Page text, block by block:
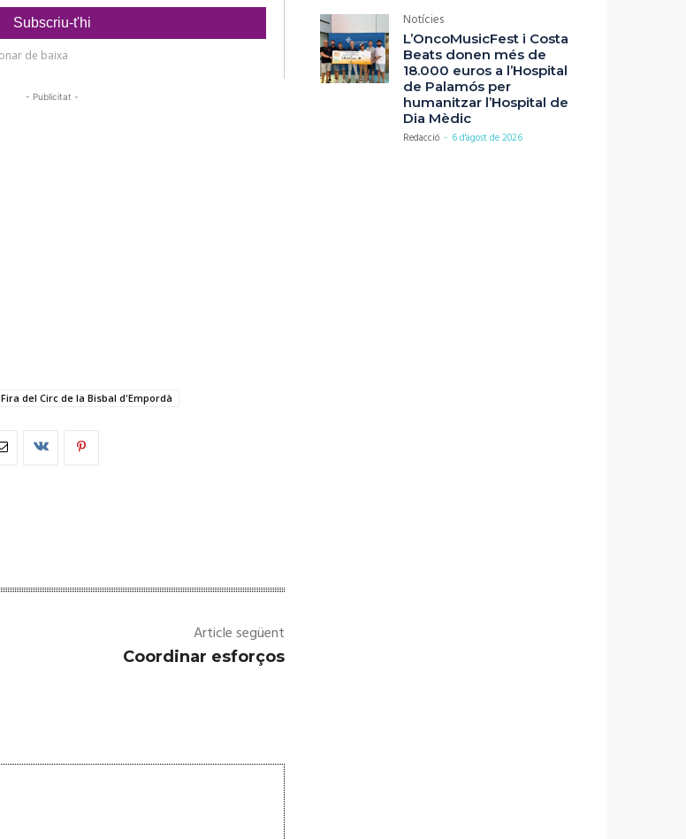
- Publicitat -
Fira del Circ de la Bisbal d'Empordà
Article següent
Coordinar esforços
Notícies
L’OncoMusicFest i Costa
Beats donen més de
18.000 euros a l’Hospital
de Palamós per
humanitzar l’Hospital de
Dia Mèdic
Redacció - 6 d'agost de 2026